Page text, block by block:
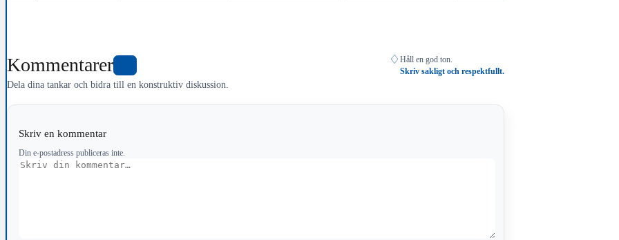
Kommentarer
Dela dina tankar och bidra till en konstruktiv diskussion.
♢ Håll en god ton.
Skriv sakligt och respektfullt.
Skriv en kommentar
Din e-postadress publiceras inte.
Kommentar